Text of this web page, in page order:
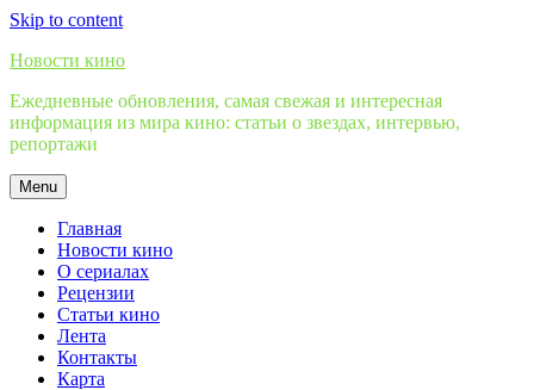
Skip to content
Новости кино
Ежедневные обновления, самая свежая и интересная
информация из мира кино: статьи о звездах, интервью,
репортажи
Menu
Главная
Новости кино
О сериалах
Рецензии
Статьи кино
Лента
Контакты
Карта